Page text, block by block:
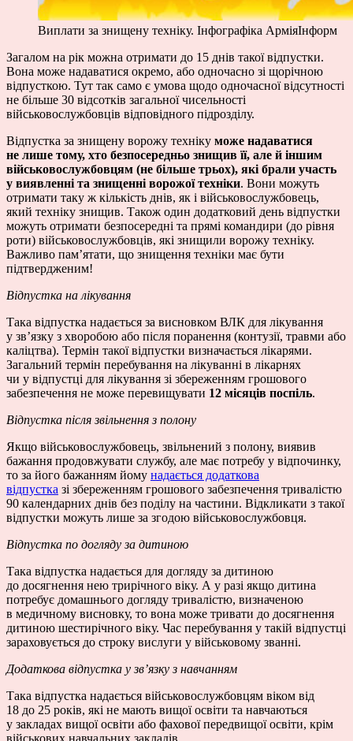
Виплати за знищену техніку. Інфографіка АрміяІнформ
Загалом на рік можна отримати до 15 днів такої відпустки.
Вона може надаватися окремо, або одночасно зі щорічною
відпусткою. Тут так само є умова щодо одночасної відсутності
не більше 30 відсотків загальної чисельності
військовослужбовців відповідного підрозділу.
Відпустка за знищену ворожу техніку може надаватися
не лише тому, хто безпосередньо знищив її, але й іншим
військовослужбовцям (не більше трьох), які брали участь
у виявленні та знищенні ворожої техніки. Вони можуть
отримати таку ж кількість днів, як і військовослужбовець,
який техніку знищив. Також один додатковий день відпустки
можуть отримати безпосередні та прямі командири (до рівня
роти) військовослужбовців, які знищили ворожу техніку.
Важливо пам’ятати, що знищення техніки має бути
підтвердженим!
Відпустка на лікування
Така відпустка надається за висновком ВЛК для лікування
у зв’язку з хворобою або після поранення (контузії, травми або
каліцтва). Термін такої відпустки визначається лікарями.
Загальний термін перебування на лікуванні в лікарнях
чи у відпустці для лікування зі збереженням грошового
забезпечення не може перевищувати 12 місяців поспіль.
Відпустка після звільнення з полону
Якщо військовослужбовець, звільнений з полону, виявив
бажання продовжувати службу, але має потребу у відпочинку,
то за його бажанням йому надається додаткова
відпустка зі збереженням грошового забезпечення тривалістю
90 календарних днів без поділу на частини. Відкликати з такої
відпустки можуть лише за згодою військовослужбовця.
Відпустка по догляду за дитиною
Така відпустка надається для догляду за дитиною
до досягнення нею трирічного віку. А у разі якщо дитина
потребує домашнього догляду тривалістю, визначеною
в медичному висновку, то вона може тривати до досягнення
дитиною шестирічного віку. Час перебування у такій відпустці
зараховується до строку вислуги у військовому званні.
Додаткова відпустка у зв’язку з навчанням
Така відпустка надається військовослужбовцям віком від
18 до 25 років, які не мають вищої освіти та навчаються
у закладах вищої освіти або фахової передвищої освіти, крім
військових навчальних закладів.